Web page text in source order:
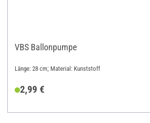
VBS Ballonpumpe
Länge: 28 cm; Material: Kunststoff
2,99 €